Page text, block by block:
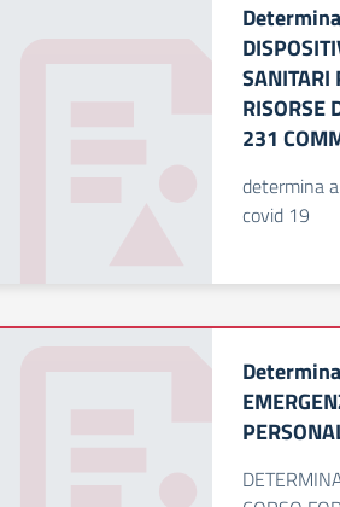
SANITARI
RISORSE
231
determina
covid 19